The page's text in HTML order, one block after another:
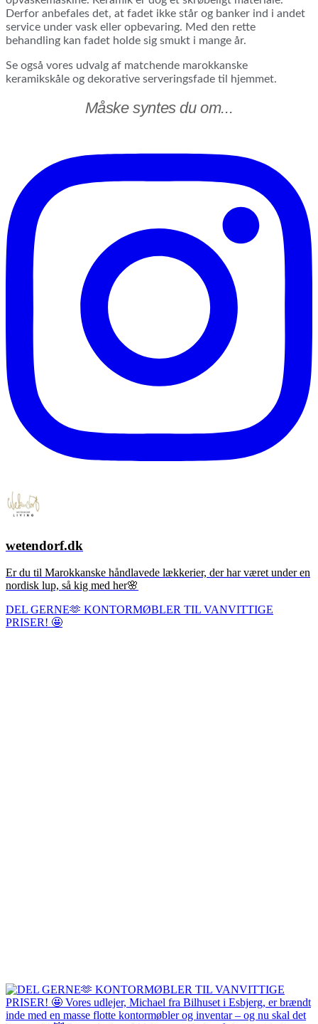
Derfor anbefales det, at fadet ikke står og banker ind i andet
service under vask eller opbevaring. Med den rette
behandling kan fadet holde sig smukt i mange år.
Se også vores udvalg af matchende marokkanske
keramikskåle og dekorative serveringsfade til hjemmet.
Måske syntes du om...
wetendorf.dk
Er du til Marokkanske håndlavede lækkerier, der har været under en
nordisk lup, så kig med her🌸
DEL GERNE🫶 KONTORMØBLER TIL VANVITTIGE
PRISER! 🤩